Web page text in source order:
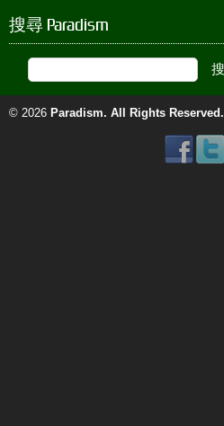
搜尋 Paradism
© 2026 Paradism. All Rights Reserved.